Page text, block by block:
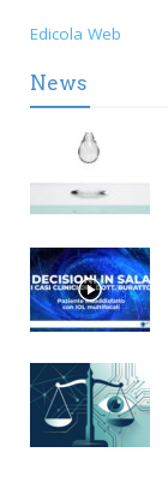
Edicola Web
News